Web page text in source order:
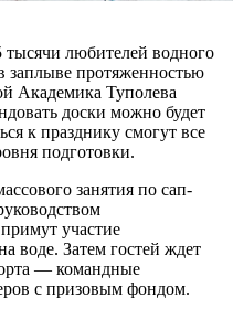
тысячи любителей водного
заплыве протяженностью
Академика Туполева
доски можно будет
к празднику смогут все
подготовки.
занятия по сап-
участие
воде. Затем гостей ждет
— командные
с призовым фондом.